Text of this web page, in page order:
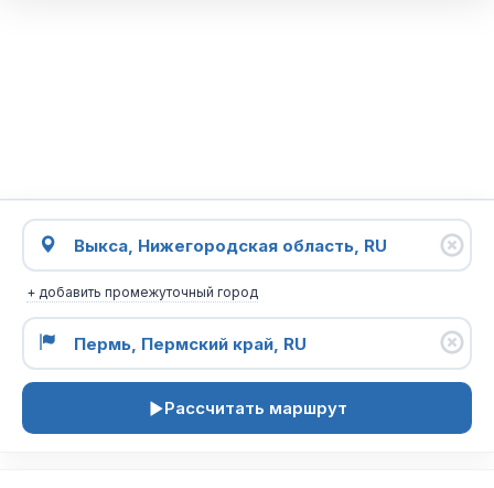
+ добавить промежуточный город
Рассчитать маршрут